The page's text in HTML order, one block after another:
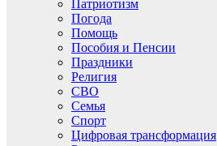
Патриотизм
Погода
Помощь
Пособия и Пенсии
Праздники
Религия
СВО
Семья
Спорт
Цифровая трансформация